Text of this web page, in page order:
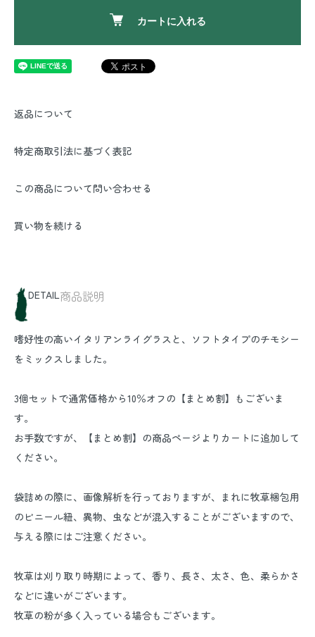
カートに入れる
返品について
特定商取引法に基づく表記
この商品について問い合わせる
買い物を続ける
DETAIL商品説明
嗜好性の高いイタリアンライグラスと、ソフトタイプのチモシー
をミックスしました。
3個セットで通常価格から10％オフの【まとめ割】もございま
す。
お手数ですが、【まとめ割】の商品ページよりカートに追加して
ください。
袋詰めの際に、画像解析を行っておりますが、まれに牧草梱包用
のビニール紐、異物、虫などが混入することがございますので、
与える際にはご注意ください。
牧草は刈り取り時期によって、香り、長さ、太さ、色、柔らかさ
などに違いがございます。
牧草の粉が多く入っている場合もございます。